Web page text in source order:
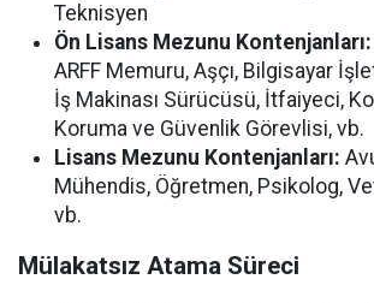
Teknisyen
Ön Lisans Mezunu Kontenjanları:
ARFF Memuru, Aşçı, Bilgisayar
İş Makinası Sürücüsü, İtfaiyeci,
Koruma ve Güvenlik Görevlisi, vb.
Lisans Mezunu Kontenjanları:
Mühendis, Öğretmen, Psikolog,
vb.
Mülakatsız Atama Süreci